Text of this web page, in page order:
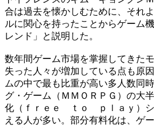
合は過去を懐かしむために、それ
ルに関心を持ったことからゲーム
レンド」と説明した。
数年間ゲーム市場を掌握してきた
失った人々が増加している点も原
ムの中で最も比重が高い多人数同
グ・ゲーム（ＭＭＯＲＰＧ）の大
化（ｆｒｅｅ ｔｏ ｐｌａｙ）シ
える人が多い。部分有料化は、ゲ